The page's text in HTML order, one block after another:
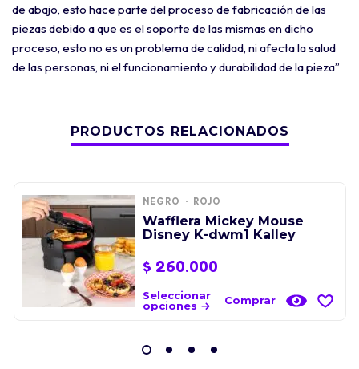
de abajo, esto hace parte del proceso de fabricación de las
piezas debido a que es el soporte de las mismas en dicho
proceso, esto no es un problema de calidad, ni afecta la salud
de las personas, ni el funcionamiento y durabilidad de la pieza”
PRODUCTOS RELACIONADOS
NEGRO ROJO
Wafflera Mickey Mouse
Disney K-dwm1 Kalley
$ 260.000
Seleccionar
opciones
Comprar